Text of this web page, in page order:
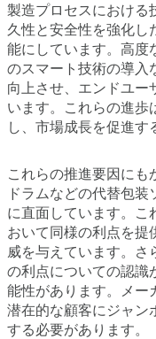
製造プロセスにおける
久性と安全性を強化し
能にしています。高度
のスマート技術の導入
向上させ、エンドユー
います。これらの進歩
し、市場成長を促進す
これらの推進要因に
ドラムなどの代替包
に直面しています。こ
おいて同様の利点を提
威を与えています。さ
の利点についての認識
能性があります。メー
潜在的な顧客にジャン
する必要があります。